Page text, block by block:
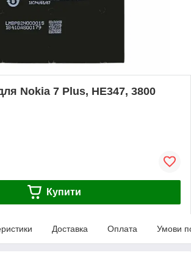
Nokia 7 Plus, HE347, 3800
Купити
Доставка Оплата Умови